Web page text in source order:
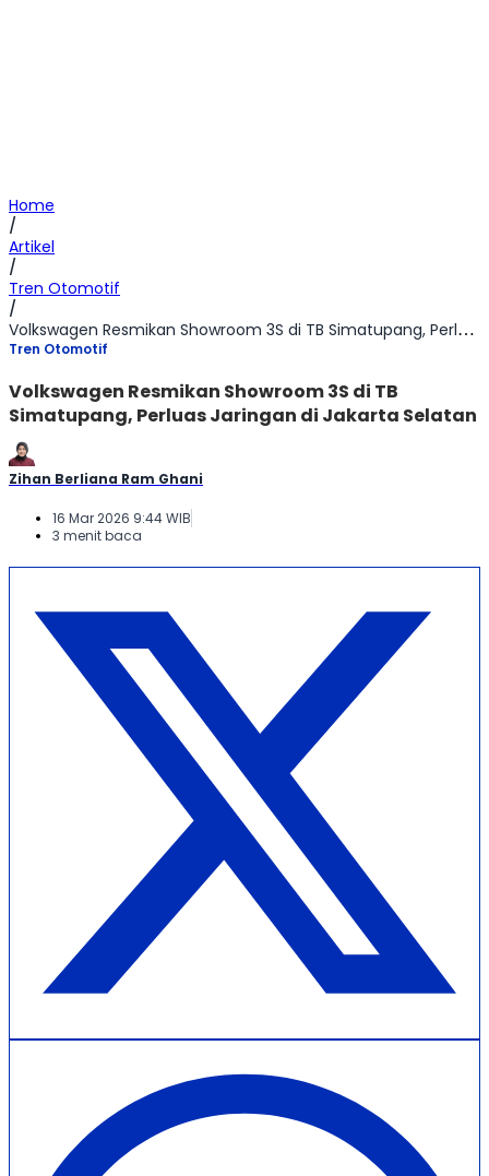
Home
/
Artikel
/
Tren Otomotif
/
Volkswagen Resmikan Showroom 3S di TB Simatupang, Perluas Jaringan di Jakarta Selatan
Tren Otomotif
Volkswagen Resmikan Showroom 3S di TB
Simatupang, Perluas Jaringan di Jakarta Selatan
Zihan Berliana Ram Ghani
16 Mar 2026 9:44 WIB
3 menit baca